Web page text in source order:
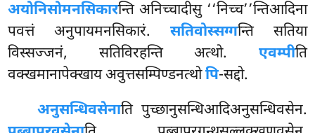
अयोनिसोमनसिकारन्ति अनिच्चादीसु ‘‘निच्च’’न्तिआदिना
पवत्तं अनुपायमनसिकारं. सतिवोस्सग्गन्ति सतिया
विस्सज्जनं, सतिविरहन्ति अत्थो. एवम्पीति
वक्खमानापेक्खाय अवुत्तसम्पिण्डनत्थोपि-सद्दो.
अनुसन्धिवसेनाति पुच्छानुसन्धिआदिअनुसन्धिवसेन.